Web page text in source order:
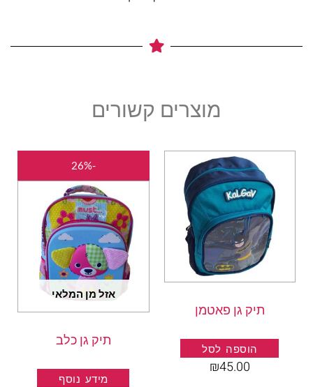
מוצרים קשורים
תיק גן פאטמן
הוספה לסל
₪45.00
-26%
אזל מן המלאי
תיק גן כלב
מידע נוסף
המחיר
המקורי
היה:
₪95.00.